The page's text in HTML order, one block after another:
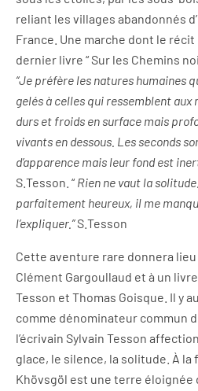
reliant les villages abandonnés
France. Une marche dont le
dernier livre “ Sur les Chemins
“Je préfère les natures humaines
gelés à celles qui ressemblent
durs et froids en surface mais
vivants en dessous. Les seconds
d’apparence mais leur fond est
S.Tesson. “ Rien ne vaut la
parfaitement heureux, il me
l’expliquer.”S.Tesson
Cette aventure rare donnera
Clément Gargoullaud et à un
Tesson et Thomas Goisque. Il y
comme dénominateur commun
l’écrivain Sylvain Tesson
glace, le silence, la solitude. À
Khövsgöl est une terre éloignée